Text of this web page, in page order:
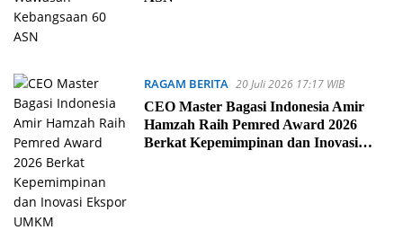
RAGAM BERITA 20 Juli 2026 17:17 WIB
CEO Master Bagasi Indonesia Amir
Hamzah Raih Pemred Award 2026
Berkat Kepemimpinan dan Inovasi